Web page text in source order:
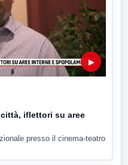
▶
iflettori su aree
presso il cinema-teatro